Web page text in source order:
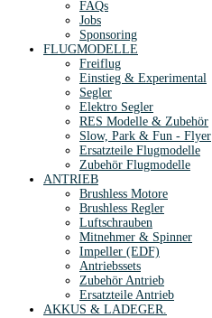
FAQs
Jobs
Sponsoring
FLUGMODELLE
Freiflug
Einstieg & Experimental
Segler
Elektro Segler
RES Modelle & Zubehör
Slow, Park & Fun - Flyer
Ersatzteile Flugmodelle
Zubehör Flugmodelle
ANTRIEB
Brushless Motore
Brushless Regler
Luftschrauben
Mitnehmer & Spinner
Impeller (EDF)
Antriebssets
Zubehör Antrieb
Ersatzteile Antrieb
AKKUS & LADEGER.